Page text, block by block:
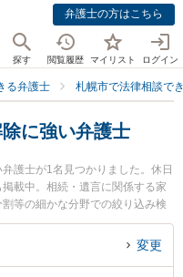
弁護士の方はこちら
探す 閲覧履歴 マイリスト ログイン
る弁護士 札幌市で法律相談で
に強い弁護士
護士が1名見つかりました。休日
載中。相続・遺言に関係する家
等の細かな分野での絞り込み検
小林 桃子弁護士のプロフィール
す。『札幌市豊平区で土日や夜
変更